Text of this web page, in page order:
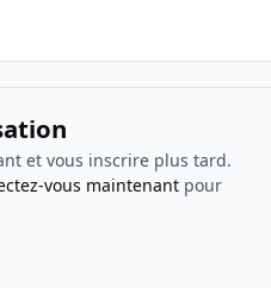
et vous inscrire plus tard.
vous maintenantpour